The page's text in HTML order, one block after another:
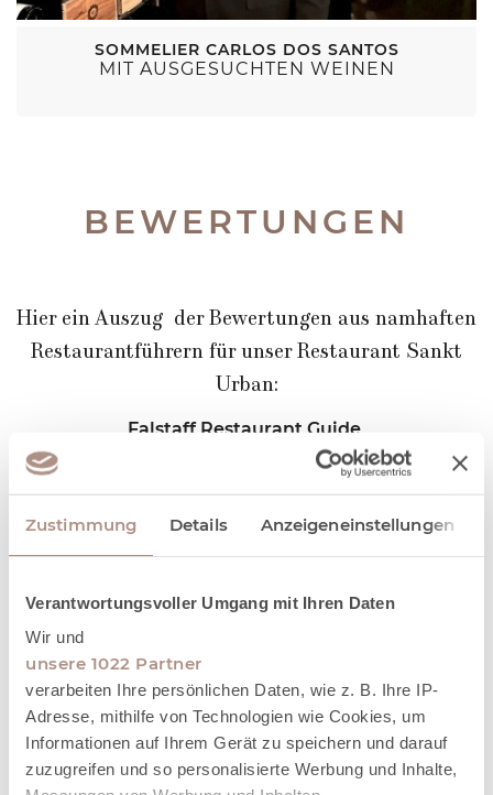
Zustimmung Details Anzeigeneinstellungen
Verantwortungsvoller Umgang mit Ihren Daten
Wir und
unsere 1022 Partner
verarbeiten Ihre persönlichen Daten, wie z. B. Ihre IP-
Adresse, mithilfe von Technologien wie Cookies, um
Informationen auf Ihrem Gerät zu speichern und darauf
zuzugreifen und so personalisierte Werbung und Inhalte,
SOMMELIER CARLOS DOS SANTOS
MIT AUSGESUCHTEN WEINEN
BEWERTUNGEN
Hier ein Auszug der Bewertungen aus namhaften
Restaurantführern für unser Restaurant Sankt
Urban:
Falstaff Restaurant Guide
Auszeichnung bestes Gasthaus des Jahres
Leistungsverhältnis
Schlemmer Atlas: 2 Bestecke & Pfeil nach oben
Gute bis sehr gute Qualität bei vielfältiger
Zubereitung. Gepflegte Getränke, guter Service bei
angenehmer Atmosphäre
Varta Führer: 2 Diamanten
Sehr gute Küche, freundlicher Service, gepflegter
Rahmen